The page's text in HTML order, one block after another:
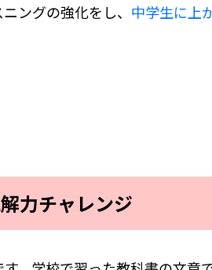
ングの強化をし、 中学生に上
力チャレンジ